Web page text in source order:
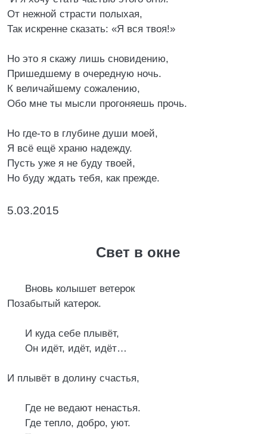
От нежной страсти полыхая,
Так искренне сказать: «Я вся твоя!»
Но это я скажу лишь сновидению,
Пришедшему в очередную ночь.
К величайшему сожалению,
Обо мне ты мысли прогоняешь прочь.
Но где-то в глубине души моей,
Я всё ещё храню надежду.
Пусть уже я не буду твоей,
Но буду ждать тебя, как прежде.
5.03.2015
Свет в окне
Вновь колышет ветерок
Позабытый катерок.
И куда себе плывёт,
Он идёт, идёт, идёт…
И плывёт в долину счастья,
Где не ведают ненастья.
Где тепло, добро, уют.